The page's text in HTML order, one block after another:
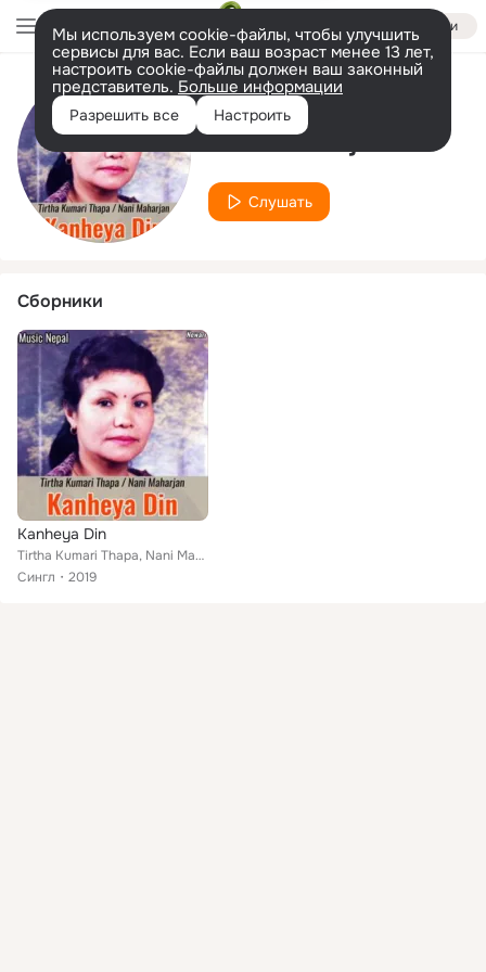
Войти
Мы используем cookie-файлы, чтобы улучшить
сервисы для вас. Если ваш возраст менее 13 лет,
настроить cookie-файлы должен ваш законный
представитель. Больше информации
Разрешить все Настроить
Исполнитель
Nani Maharjan
Слушать
Сборники
Kanheya Din
Tirtha Kumari Thapa, Nani Maharjan
Сингл
2019